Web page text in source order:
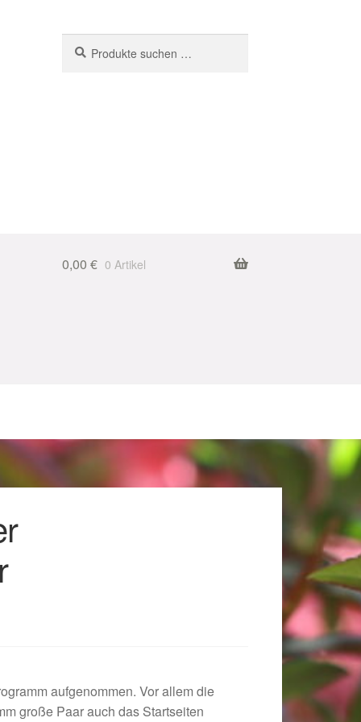
nach:
0,00 € 0 Artikel
aufgenommen. Vor allem die
große Paar auch das Startseiten